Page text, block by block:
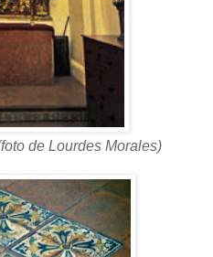
de Lourdes Morales)